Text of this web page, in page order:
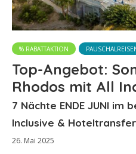
% RABATTAKTION
Top-Angebot:
Rhodos mit All
7 Nächte ENDE JUNI im
Inclusive &
26. Mai 2025